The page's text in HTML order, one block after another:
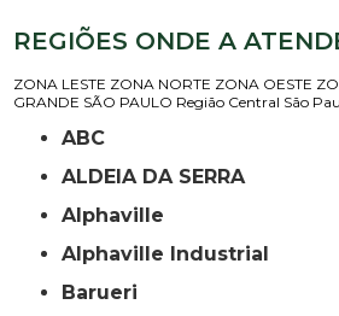
REGIÕES ONDE A
ZONA LESTE ZONA NORTE ZONA OESTE
GRANDE SÃO PAULO Região Central São
ABC
ALDEIA DA SERRA
Alphaville
Alphaville Industrial
Barueri